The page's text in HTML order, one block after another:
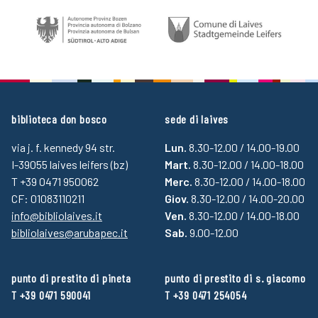
biblioteca don bosco
via j. f. kennedy 94 str.
I-39055 laives leifers (bz)
T +39 0471 950062
CF: 01083110211
info@bibliolaives.it
bibliolaives@arubapec.it
sede di laives
Lun. 8.30-12.00 / 14.00-19.00
Mart. 8.30-12.00 / 14.00-18.00
Merc. 8.30-12.00 / 14.00-18.00
Giov. 8.30-12.00 / 14.00-20.00
Ven. 8.30-12.00 / 14.00-18.00
Sab. 9.00-12.00
punto di prestito di pineta
T +39 0471 590041
punto di prestito di s. giacomo
T +39 0471 254054